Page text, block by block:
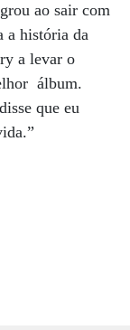
ao sair com
a história da
a levar o
álbum.
que eu